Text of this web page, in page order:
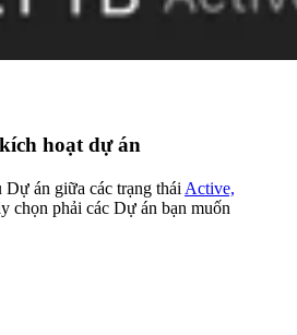
hoạt dự án
án giữa các trạng tháiActive,
chọn phải các Dự án bạn muốn